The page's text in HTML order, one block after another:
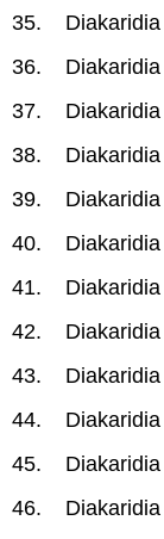
Diakaridia
Diakaridia
Diakaridia
Diakaridia
Diakaridia
Diakaridia
Diakaridia
Diakaridia
Diakaridia
Diakaridia
Diakaridia
Diakaridia